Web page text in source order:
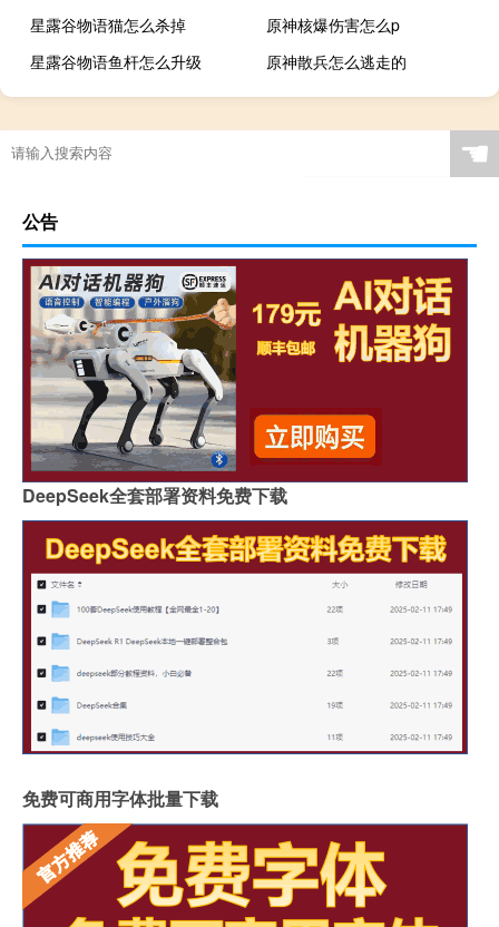
星露谷物语猫怎么杀掉
原神核爆伤害怎么p
星露谷物语鱼杆怎么升级
原神散兵怎么逃走的
☚
公告
DeepSeek全套部署资料免费下载
免费可商用字体批量下载